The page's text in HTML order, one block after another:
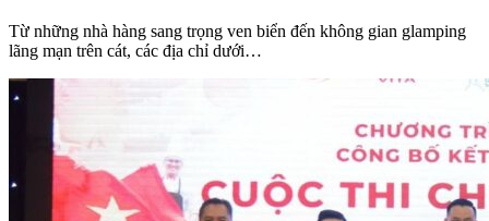
Từ những nhà hàng sang trọng ven biển đến không gian glamping
lãng mạn trên cát, các địa chỉ dưới…